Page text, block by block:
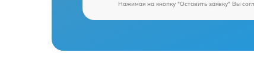
Нажимая на кнопку "Оставить заявку" Вы